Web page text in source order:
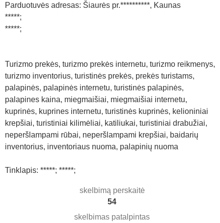
Parduotuvės adresas: Šiaurės pr.**********, Kaunas
*****;
*****;
Turizmo prekės, turizmo prekės internetu, turizmo reikmenys,
turizmo inventorius, turistinės prekės, prekės turistams,
palapinės, palapinės internetu, turistinės palapinės,
palapines kaina, miegmaišiai, miegmaišiai internetu,
kuprinės, kuprines internetu, turistinės kuprinės, kelioniniai
krepšiai, turistiniai kilimėliai, katiliukai, turistiniai drabužiai,
neperšlampami rūbai, neperšlampami krepšiai, baidarių
inventorius, inventoriaus nuoma, palapinių nuoma
Tinklapis: *****; *****;
skelbimą perskaitė
54
skelbimas patalpintas